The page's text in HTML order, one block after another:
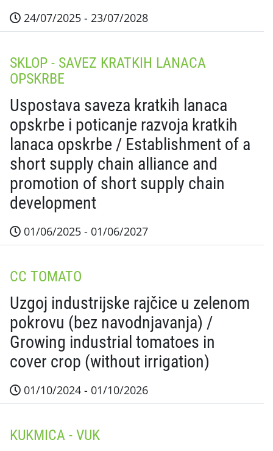
24/07/2025 - 23/07/2028
Sažetak projekta Projekt će rezultirati razvojem
SKLOP - SAVEZ KRATKIH LANACA
OPSKRBE
Uspostava saveza kratkih lanaca
opskrbe i poticanje razvoja kratkih
lanaca opskrbe / Establishment of a
short supply chain alliance and
promotion of short supply chain
development
01/06/2025 - 01/06/2027
Sažetak projekta SKLOP ima za cilj jačanje
CC TOMATO
Uzgoj industrijske rajčice u zelenom
pokrovu (bez navodnjavanja) /
Growing industrial tomatoes in
cover crop (without irrigation)
01/10/2024 - 01/10/2026
Sažetak projekta Prilikom popunjavanja ovog
KUKMICA - VUK